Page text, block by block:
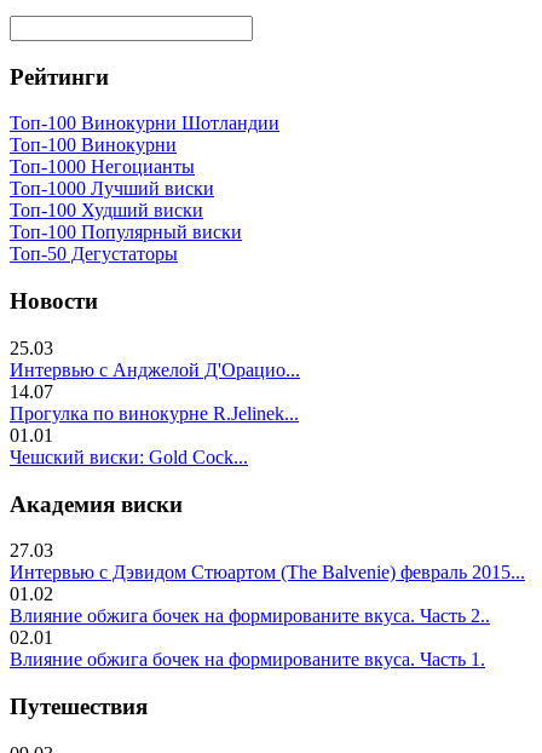
Рейтинги
Топ-100 Винокурни Шотландии
Топ-100 Винокурни
Топ-1000 Негоцианты
Топ-1000 Лучший виски
Топ-100 Худший виски
Топ-100 Популярный виски
Топ-50 Дегустаторы
Новости
25.03
Интервью с Анджелой Д'Орацио...
14.07
Прогулка по винокурне R.Jelinek...
01.01
Чешский виски: Gold Cock...
Академия виски
27.03
Интервью с Дэвидом Стюартом (The Balvenie) февраль 2015...
01.02
Влияние обжига бочек на формированите вкуса. Часть 2..
02.01
Влияние обжига бочек на формированите вкуса. Часть 1.
Путешествия